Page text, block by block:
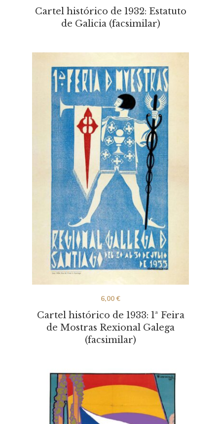
Cartel histórico de 1932: Estatuto
de Galicia (facsimilar)
Cartel histórico de 1933: 1ª Feira
de Mostras Rexional Galega
(facsimilar)
6,00€